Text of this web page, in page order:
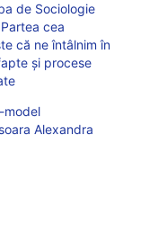
de Sociologie
cea
că ne întâlnim în
și procese
model
Alexandra